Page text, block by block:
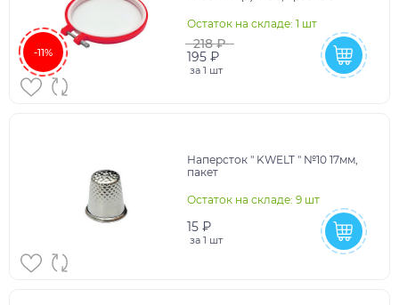
-11%
Остаток на складе: 1 шт
218 ₽
195 ₽
за 1 шт
Наперсток " KWELT " №10 17мм,
пакет
Остаток на складе: 9 шт
15 ₽
за 1 шт